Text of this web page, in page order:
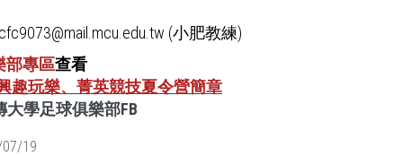
(小肥教練)
部專區查看
趣玩樂、菁英競技夏令營簡章
大學足球俱樂部FB
19